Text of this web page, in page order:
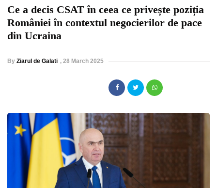
Ce a decis CSAT în ceea ce privește poziția
României în contextul negocierilor de pace
din Ucraina
By Ziarul de Galati , 28 March 2025